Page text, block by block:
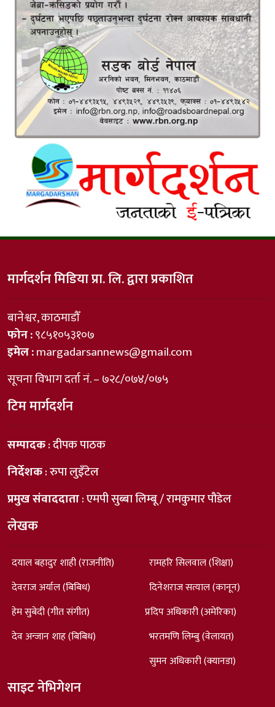
मार्गदर्शन मिडिया प्रा. लि. द्वारा प्रकाशित
बानेश्वर, काठमाडौँ
फोन :९८५१०५३१०७
इमेल :margadarsannews@gmail.com
सूचना विभाग दर्ता नं. – ७२८/०७४/०७५
टिम मार्गदर्शन
सम्पादक: दीपक पाठक
निर्देशक: रुपा लुइँटेल
प्रमुख संवाददाता: एमपी सुब्बा लिम्बू / रामकुमार पौडेल
लेखक
दयाल बहादुर शाही (राजनीति)
देवराज अर्याल (बिबिध)
हेम सुबेदी (गीत संगीत)
देव अन्जान शाह (बिबिध)
रामहरि सिलवाल (शिक्षा)
दिनेशराज सत्याल (कानून)
प्रदिप अधिकारी (अमेरिका)
भरतमणि लिम्बु (वेलायत)
सुमन अधिकारी (क्यानडा)
साइट नेभिगेशन